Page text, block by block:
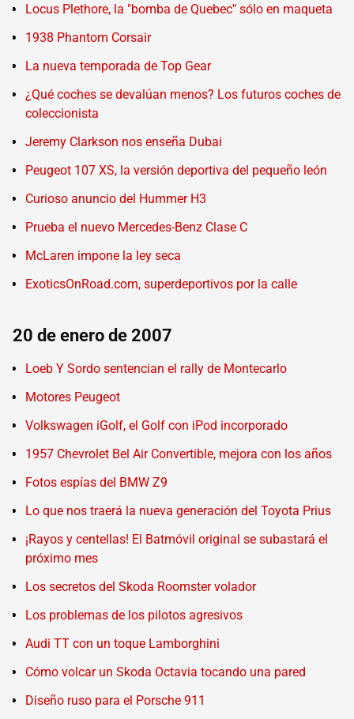
Locus Plethore, la "bomba de Quebec" sólo en maqueta
1938 Phantom Corsair
La nueva temporada de Top Gear
¿Qué coches se devalúan menos? Los futuros coches de
coleccionista
Jeremy Clarkson nos enseña Dubai
Peugeot 107 XS, la versión deportiva del pequeño león
Curioso anuncio del Hummer H3
Prueba el nuevo Mercedes-Benz Clase C
McLaren impone la ley seca
ExoticsOnRoad.com, superdeportivos por la calle
20 de enero de 2007
Loeb Y Sordo sentencian el rally de Montecarlo
Motores Peugeot
Volkswagen iGolf, el Golf con iPod incorporado
1957 Chevrolet Bel Air Convertible, mejora con los años
Fotos espías del BMW Z9
Lo que nos traerá la nueva generación del Toyota Prius
¡Rayos y centellas! El Batmóvil original se subastará el
próximo mes
Los secretos del Skoda Roomster volador
Los problemas de los pilotos agresivos
Audi TT con un toque Lamborghini
Cómo volcar un Skoda Octavia tocando una pared
Diseño ruso para el Porsche 911